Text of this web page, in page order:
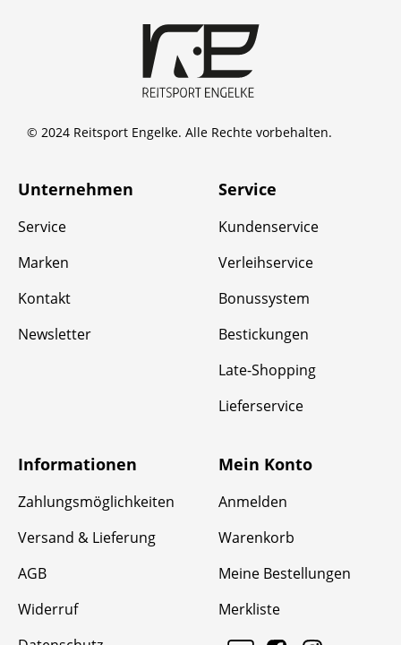
© 2024 Reitsport Engelke. Alle Rechte vorbehalten.
Unternehmen
Service
Marken
Kontakt
Newsletter
Service
Kundenservice
Verleihservice
Bonussystem
Bestickungen
Late-Shopping
Lieferservice
Informationen
Zahlungsmöglichkeiten
Versand & Lieferung
AGB
Widerruf
Mein Konto
Anmelden
Warenkorb
Meine Bestellungen
Merkliste